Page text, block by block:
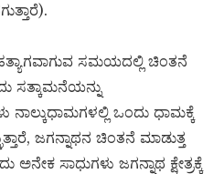
ಸಮಯದಲ್ಲಿ ಚಿಂತನೆ
ಸತ್ಕಾಮನೆಯನ್ನು
ನಾಲ್ಕುಧಾಮಗಳಲ್ಲಿ ಒಂದು ಧಾಮಕ್ಕೆ
ಜಗನ್ನಾಥನ ಚಿಂತನೆ ಮಾಡುತ್ತ
ಅನೇಕ ಸಾಧುಗಳು ಜಗನ್ನಾಥ ಕ್ಷೇತ್ರಕ್ಕೆ